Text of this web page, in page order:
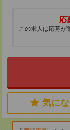
応
この求人は応募が
気にな